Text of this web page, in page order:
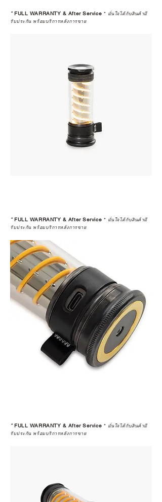
*FULL WARRANTY & After Service * มั่นใจได้กับสินค้ามี
รับประกัน พร้อมบริการหลังการขาย
*FULL WARRANTY & After Service * มั่นใจได้กับสินค้ามี
รับประกัน พร้อมบริการหลังการขาย
*FULL WARRANTY & After Service * มั่นใจได้กับสินค้ามี
รับประกัน พร้อมบริการหลังการขาย